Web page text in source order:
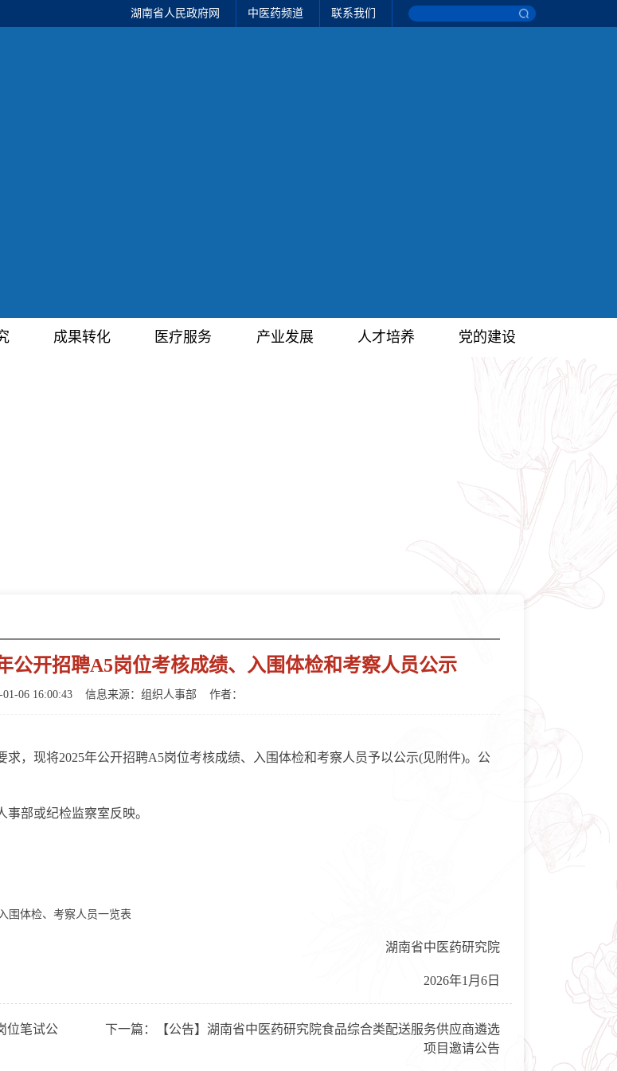
湖南省人民政府网 中医药频道 联系我们
成果转化 医疗服务 产业发展 人才培养 党的建设
公开招聘A5岗位考核成绩、入围体检和考察人员公示
06 16:00:43 信息来源： 组织人事部 作者：
现将2025年公开招聘A5岗位考核成绩、入围体检和考察人员予以公示(见附件)。公
部或纪检监察室反映。
围体检、考察人员一览表
湖南省中医药研究院
2026年1月6日
位笔试公
下一篇：
【公告】湖南省中医药研究院食品综合类配送服务供应商遴选
项目邀请公告